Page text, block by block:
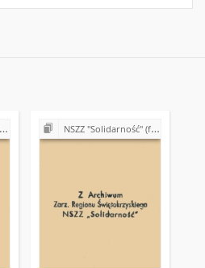
NSZZ "Solidarność" (formalno-prawne podstawy działalności)